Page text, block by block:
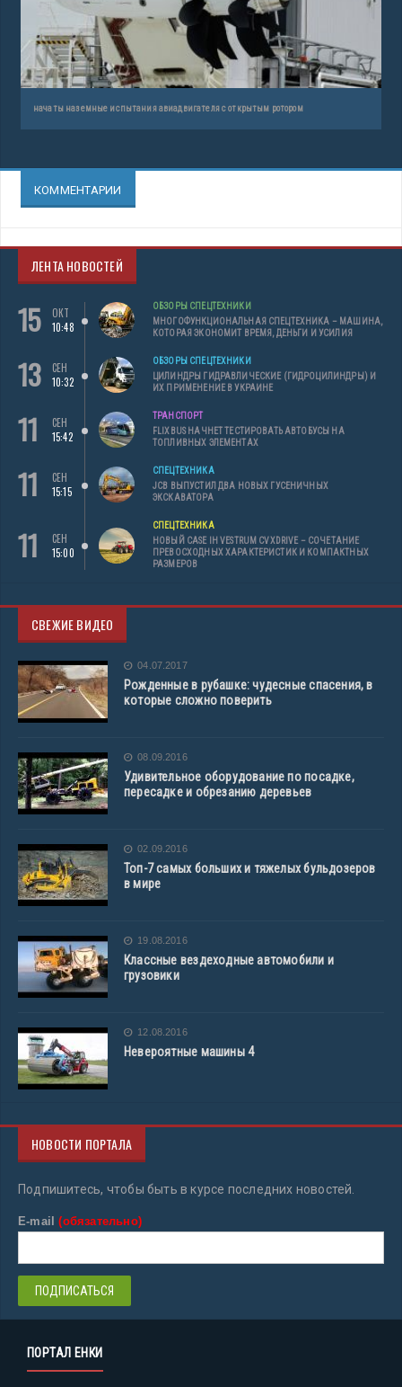
начаты наземные испытания авиадвигателя с открытым ротором
КОММЕНТАРИИ
ЛЕНТА НОВОСТЕЙ
15
ОКТ
10:48
ОБЗОРЫ СПЕЦТЕХНИКИ
МНОГОФУНКЦИОНАЛЬНАЯ СПЕЦТЕХНИКА – МАШИНА,
КОТОРАЯ ЭКОНОМИТ ВРЕМЯ, ДЕНЬГИ И УСИЛИЯ
13
СЕН
10:32
ОБЗОРЫ СПЕЦТЕХНИКИ
ЦИЛИНДРЫ ГИДРАВЛИЧЕСКИЕ (ГИДРОЦИЛИНДРЫ) И
ИХ ПРИМЕНЕНИЕ В УКРАИНЕ
11
СЕН
15:42
ТРАНСПОРТ
FLIXBUS НАЧНЕТ ТЕСТИРОВАТЬ АВТОБУСЫ НА
ТОПЛИВНЫХ ЭЛЕМЕНТАХ
11
СЕН
15:15
СПЕЦТЕХНИКА
JCB ВЫПУСТИЛ ДВА НОВЫХ ГУСЕНИЧНЫХ
ЭКСКАВАТОРА
11
СЕН
15:00
СПЕЦТЕХНИКА
НОВЫЙ CASE IH VESTRUM CVXDRIVE – СОЧЕТАНИЕ
ПРЕВОСХОДНЫХ ХАРАКТЕРИСТИК И КОМПАКТНЫХ
РАЗМЕРОВ
СВЕЖИЕ ВИДЕО
04.07.2017
Рожденные в рубашке: чудесные спасения, в
которые сложно поверить
08.09.2016
Удивительное оборудование по посадке,
пересадке и обрезанию деревьев
02.09.2016
Топ-7 самых больших и тяжелых бульдозеров
в мире
19.08.2016
Классные вездеходные автомобили и
грузовики
12.08.2016
Невероятные машины 4
НОВОСТИ ПОРТАЛА
Подпишитесь, чтобы быть в курсе последних новостей.
E-mail(обязательно)
ПОРТАЛ ЕНКИ